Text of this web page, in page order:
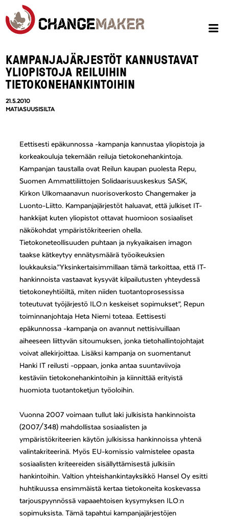
KAMPANJAJÄRJESTÖT KANNUSTAVAT
YLIOPISTOJA REILUIHIN
TIETOKONEHANKINTOIHIN
21.5.2010
MATIASUUSISILTA
Eettisesti epäkunnossa -kampanja kannustaa yliopistoja ja
korkeakouluja tekemään reiluja tietokonehankintoja.
Kampanjan taustalla ovat Reilun kaupan puolesta Repu,
Suomen Ammattiliittojen Solidaarisuuskeskus SASK,
Kirkon Ulkomaanavun nuorisoverkosto Changemaker ja
Luonto-Liitto. Kampanjajärjestöt haluavat, että julkiset IT-
hankkijat kuten yliopistot ottavat huomioon sosiaaliset
näkökohdat ympäristökriteerien ohella.
Tietokoneteollisuuden puhtaan ja nykyaikaisen imagon
taakse kätkeytyy ennätysmäärä työoikeuksien
loukkauksia.”Yksinkertaisimmillaan tämä tarkoittaa, että IT-
hankinnoista vastaavat kysyvät kilpailutusten yhteydessä
tietokoneyhtiöiltä, miten niiden tuotantoprosessissa
toteutuvat työjärjestö ILO:n keskeiset sopimukset”, Repun
toiminnanjohtaja Heta Niemi toteaa. Eettisesti
epäkunnossa -kampanja on avannut nettisivuillaan
aiheeseen liittyvän sitoumuksen, jonka tietohallintojohtajat
voivat allekirjoittaa. Lisäksi kampanja on suomentanut
Hanki IT reilusti -oppaan, jonka antaa suuntaviivoja
kestäviin tietokonehankintoihin ja kiinnittää erityistä
huomiota tuotantoketjun työoloihin.
Vuonna 2007 voimaan tullut laki julkisista hankinnoista
(2007/348) mahdollistaa sosiaalisten ja
ympäristökriteerien käytön julkisissa hankinnoissa yhtenä
valintakriteerinä. Myös EU-komissio valmistelee opasta
sosiaalisten kriteereiden sisällyttämisestä julkisiin
hankintoihin. Valtion yhteishankintayksikkö Hansel Oy esitti
huhtikuussa ensimmäistä kertaa tietokoneita koskevassa
tarjouspyynnössä vapaaehtoisen kysymyksen ILO:n
sopimuksista. Tämä tapahtui kampanjajärjestöjen